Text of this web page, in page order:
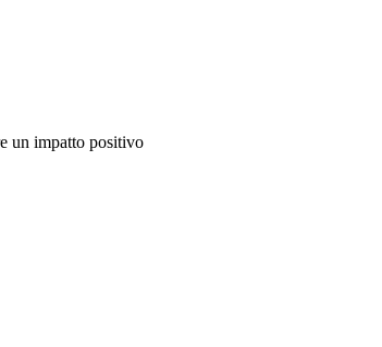
un impatto positivo